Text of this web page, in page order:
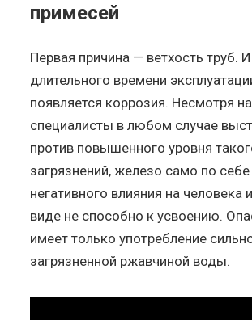
примесей
Первая причина — ветхость труб.
длительного времени
появляется коррозия. Несмотря
специалисты в любом случае
против повышенного уровня
загрязнений, железо само по себе
негативного влияния на человека
виде не способно к усвоению.
имеет только употребление
загрязненной ржавчиной воды.